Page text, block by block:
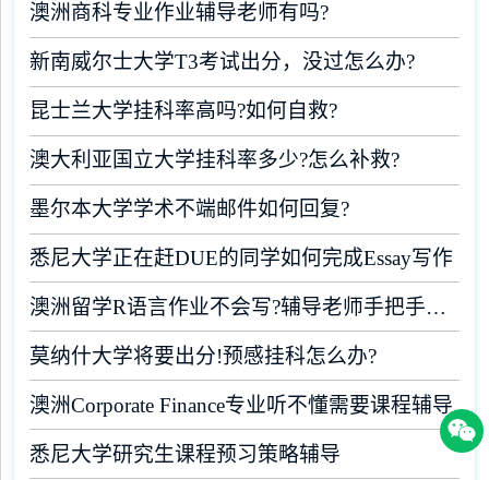
澳洲商科专业作业辅导老师有吗?
新南威尔士大学T3考试出分，没过怎么办?
昆士兰大学挂科率高吗?如何自救?
澳大利亚国立大学挂科率多少?怎么补救?
墨尔本大学学术不端邮件如何回复?
悉尼大学正在赶DUE的同学如何完成Essay写作
澳洲留学R语言作业不会写?辅导老师手把手教学
莫纳什大学将要出分!预感挂科怎么办?
澳洲Corporate Finance专业听不懂需要课程辅导
悉尼大学研究生课程预习策略辅导